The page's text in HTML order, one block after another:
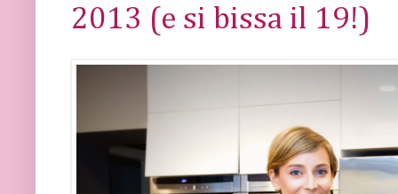
2013 (e si bissa il 19!)